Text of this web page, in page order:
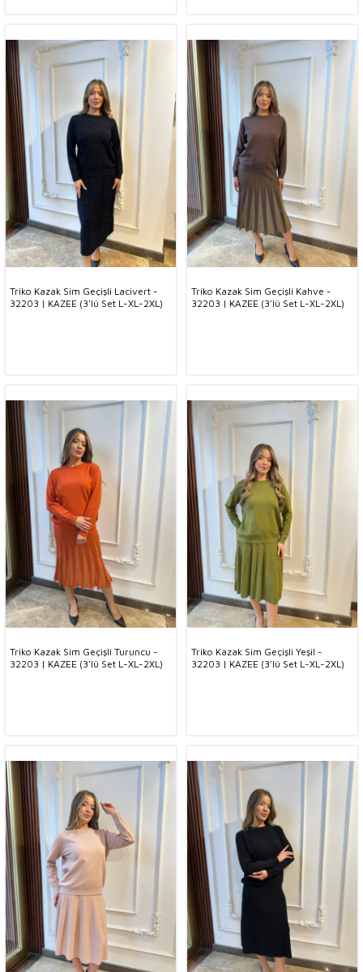
Triko Kazak Sim Geçişli Lacivert -
32203 | KAZEE (3'lü Set L-XL-2XL)
Triko Kazak Sim Geçişli Kahve -
32203 | KAZEE (3'lü Set L-XL-2XL)
Triko Kazak Sim Geçişli Turuncu -
32203 | KAZEE (3'lü Set L-XL-2XL)
Triko Kazak Sim Geçişli Yeşil -
32203 | KAZEE (3'lü Set L-XL-2XL)